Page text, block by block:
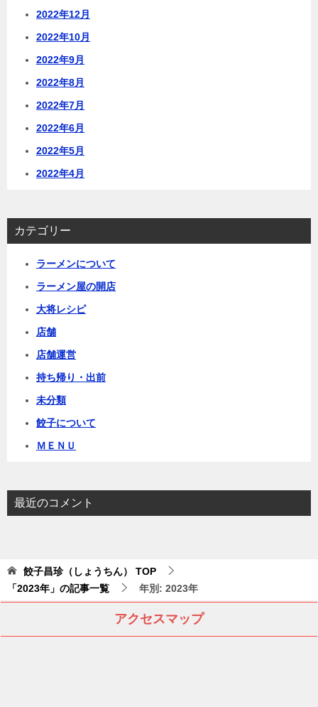
2022年12月
2022年10月
2022年9月
2022年8月
2022年7月
2022年6月
2022年5月
2022年4月
カテゴリー
ラーメンについて
ラーメン屋の開店
大将レシピ
店舗
店舗運営
持ち帰り・出前
未分類
餃子について
ＭＥＮＵ
最近のコメント
餃子昌珍（しょうちん）
TOP
「2023年」の記事一覧
年別: 2023年
アクセスマップ